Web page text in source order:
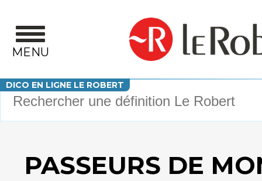
MENU
DICO EN LIGNE LE ROBERT
Votre recherche
PASSEURS DE